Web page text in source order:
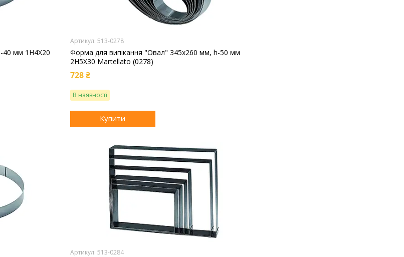
мм 1H4X20
513-0278
Форма для випікання "Овал" 345х260 мм, h-50 мм
2H5X30 Martellato (0278)
728 ₴
В наявності
Купити
513-0284